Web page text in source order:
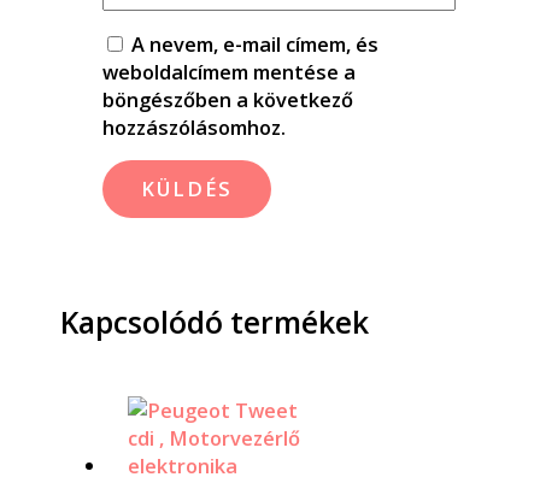
A nevem, e-mail címem, és
weboldalcímem mentése a
böngészőben a következő
hozzászólásomhoz.
Kapcsolódó termékek